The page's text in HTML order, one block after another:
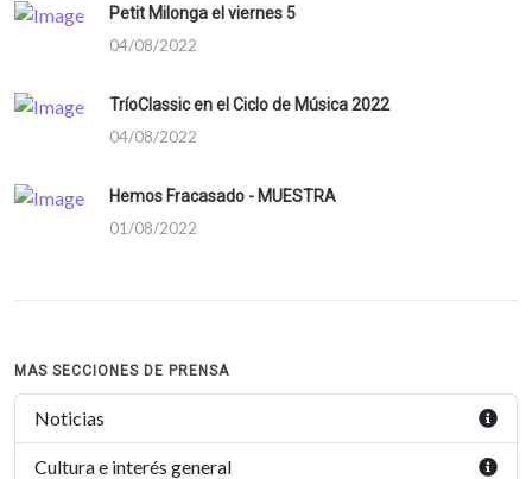
Petit Milonga el viernes 5
04/08/2022
TríoClassic en el Ciclo de Música 2022
04/08/2022
Hemos Fracasado - MUESTRA
01/08/2022
MAS SECCIONES DE PRENSA
Noticias
Cultura e interés general